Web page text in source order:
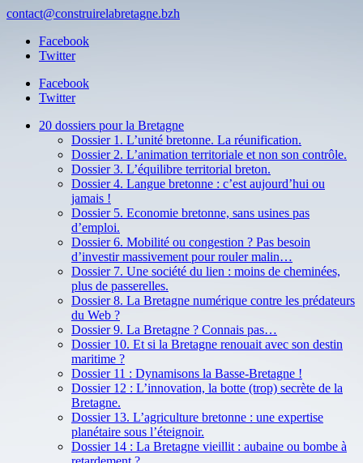
contact@construirelabretagne.bzh
Facebook
Twitter
Facebook
Twitter
20 dossiers pour la Bretagne
Dossier 1. L’unité bretonne. La réunification.
Dossier 2. L’animation territoriale et non son contrôle.
Dossier 3. L’équilibre territorial breton.
Dossier 4. Langue bretonne : c’est aujourd’hui ou
jamais !
Dossier 5. Economie bretonne, sans usines pas
d’emploi.
Dossier 6. Mobilité ou congestion ? Pas besoin
d’investir massivement pour rouler malin…
Dossier 7. Une société du lien : moins de cheminées,
plus de passerelles.
Dossier 8. La Bretagne numérique contre les prédateurs
du Web ?
Dossier 9. La Bretagne ? Connais pas…
Dossier 10. Et si la Bretagne renouait avec son destin
maritime ?
Dossier 11 : Dynamisons la Basse-Bretagne !
Dossier 12 : L’innovation, la botte (trop) secrète de la
Bretagne.
Dossier 13. L’agriculture bretonne : une expertise
planétaire sous l’éteignoir.
Dossier 14 : La Bretagne vieillit : aubaine ou bombe à